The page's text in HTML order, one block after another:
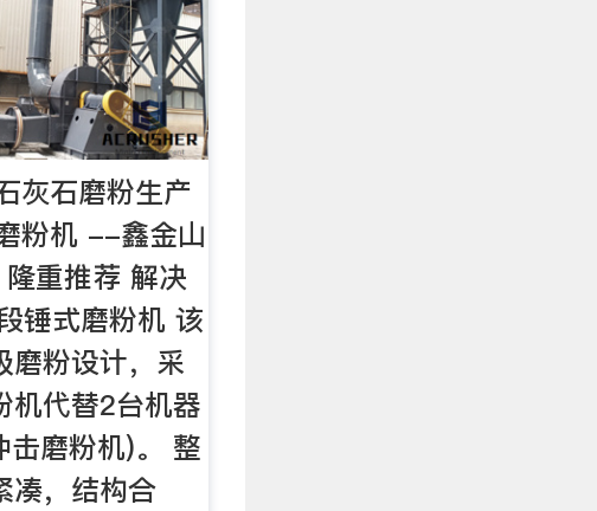
灰石磨粉生产
粉机 --鑫金山
重推荐 解决
锤式磨粉机 该
磨粉设计，采
机代替2台机器
击磨粉机)。 整
凑，结构合